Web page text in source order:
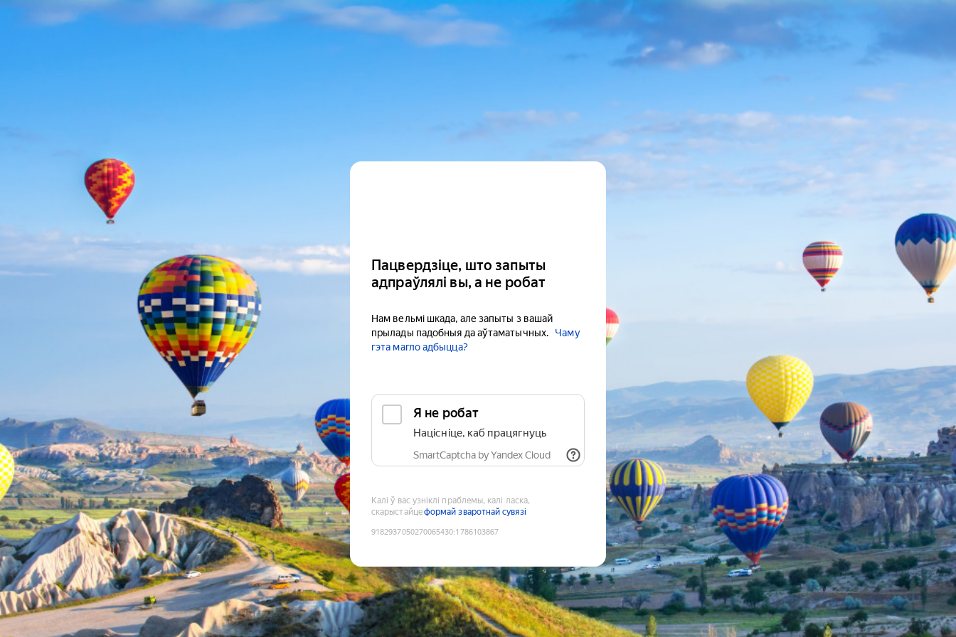
Пацвердзіце, што запыты
адпраўлялі вы, а не робат
Нам вельмі шкада, але запыты з вашай
прылады падобныя да аўтаматычных.
Чаму
гэта магло адбыцца?
Я не робат
Націсніце, каб працягнуць
SmartCaptcha by Yandex Cloud
Калі ў вас узніклі праблемы, калі ласка,
скарыстайцеформай зваротнай сувязі
9182937050270065430:1786103867